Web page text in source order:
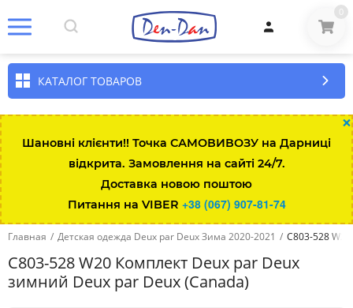
0
КАТАЛОГ ТОВАРОВ
×
Шановні клієнти!! Точка САМОВИВОЗУ на Дарниці
відкрита. Замовлення на сайті 24/7.
Доставка новою поштою
Питання на VIBER +38 (067) 907-81-74
Главная / Детская одежда Deux par Deux Зима 2020-2021 / C803-528
C803-528 W20 Комплект Deux par Deux
зимний Deux par Deux (Canada)